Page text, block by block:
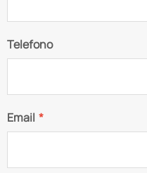
Telefono
Email *